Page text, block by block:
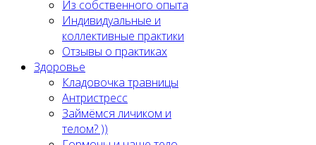
Из собственного опыта
Индивидуальные и
коллективные практики
Отзывы о практиках
Здоровье
Кладовочка травницы
Антристресс
Займёмся личиком и
телом? ))